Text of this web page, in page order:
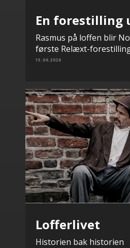
En forestilling
Rasmus på loffen blir
første Relæxt-
15.06.2026
Lofferlivet
Historien bak historien